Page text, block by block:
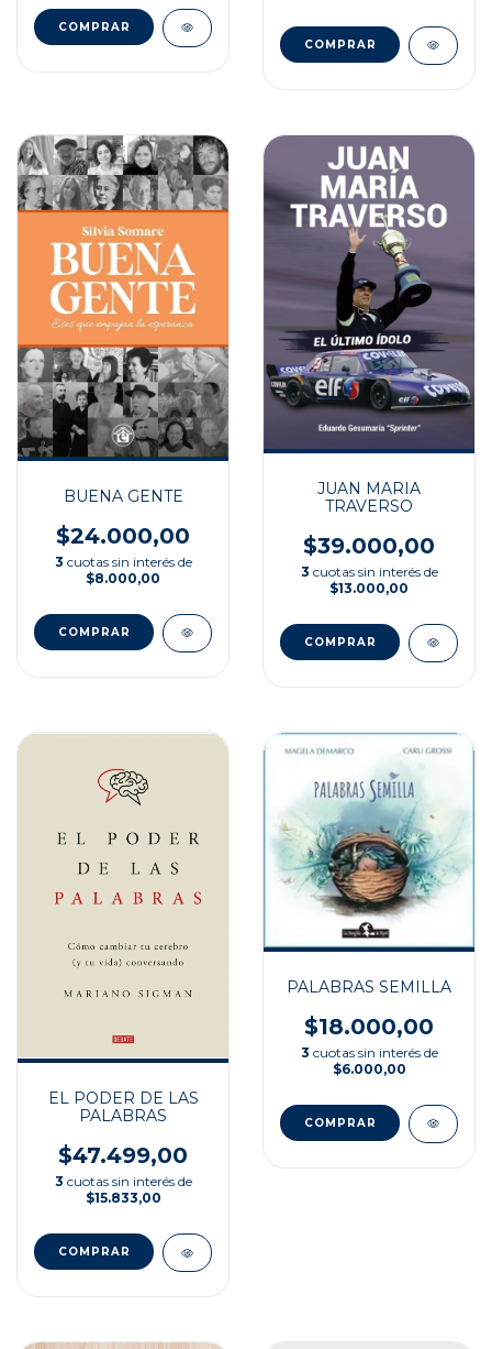
BUENA GENTE
$24.000,00
3 cuotas sin interés de
$8.000,00
JUAN MARIA
TRAVERSO
$39.000,00
3 cuotas sin interés de
$13.000,00
EL PODER DE LAS
PALABRAS
$47.499,00
3 cuotas sin interés de
$15.833,00
PALABRAS SEMILLA
$18.000,00
3 cuotas sin interés de
$6.000,00